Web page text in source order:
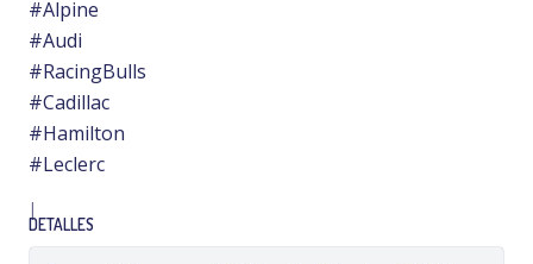
#Alpine
#Audi
#RacingBulls
#Cadillac
#Hamilton
#Leclerc
|
DETALLES